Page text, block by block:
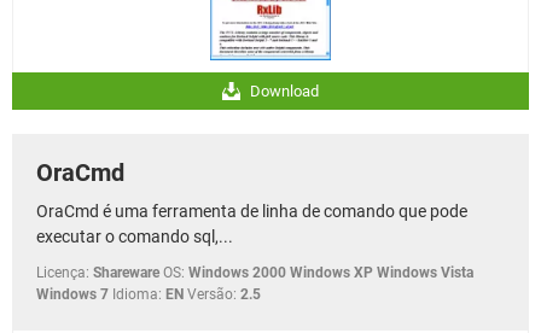
Download
OraCmd
OraCmd é uma ferramenta de linha de comando que pode
executar o comando sql,...
Licença: Shareware OS: Windows 2000 Windows XP Windows Vista
Windows 7 Idioma: EN Versão: 2.5